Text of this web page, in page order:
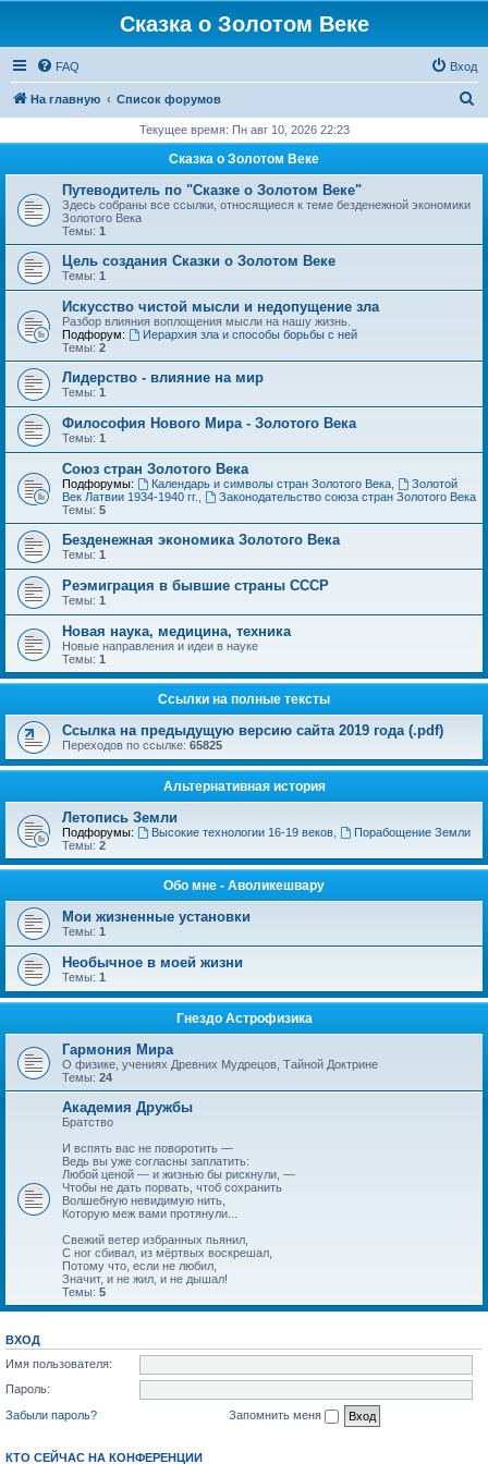
Сказка о Золотом Веке
FAQ Вход
На главную Список форумов
с
Текущее время: Пн авг 10, 2026 22:23
Сказка о Золотом Веке
Путеводитель по "Сказке о Золотом Веке"
Здесь собраны все ссылки, относящиеся к теме безденежной экономики
Золотого Века
Темы: 1
Цель создания Сказки о Золотом Веке
Темы: 1
Искусство чистой мысли и недопущение зла
Разбор влияния воплощения мысли на нашу жизнь.
Подфорум:
Иерархия зла и способы борьбы с ней
Темы: 2
Лидерство - влияние на мир
Темы: 1
Философия Нового Мира - Золотого Века
Темы: 1
Cоюз стран Золотого Века
Подфорумы: Календарь и символы стран Золотого Века,
Золотой
Век Латвии 1934-1940 гг.
Законодательство союза стран Золотого Века
Темы: 5
Безденежная экономика Золотого Века
Темы: 1
Реэмиграция в бывшие страны СССР
Темы: 1
Новая наука, медицина, техника
Новые направления и идеи в науке
Темы: 1
Ссылки на полные тексты
Ссылка на предыдущую версию сайта 2019 года (.pdf)
Переходов по ссылке: 65825
Альтернативная история
Летопись Земли
Подфорумы: Высокие технологии 16-19 веков,
Порабощение Земли
Темы: 2
Обо мне - Аволикешвару
Мои жизненные установки
Темы: 1
Необычное в моей жизни
Темы: 1
Гнездо Астрофизика
Гармония Мира
О физике, учениях Древних Мудрецов, Тайной Доктрине
Темы: 24
Академия Дружбы
Братство
И вспять вас не поворотить —
Ведь вы уже согласны заплатить:
Любой ценой — и жизнью бы рискнули, —
Чтобы не дать порвать, чтоб сохранить
Волшебную невидимую нить,
Которую меж вами протянули...
Свежий ветер избранных пьянил,
С ног сбивал, из мёртвых воскрешал,
Потому что, если не любил,
Значит, и не жил, и не дышал!
Темы: 5
ВХОД
Имя пользователя:
Пароль:
Забыли пароль?
Запомнить меня
КТО СЕЙЧАС НА КОНФЕРЕНЦИИ